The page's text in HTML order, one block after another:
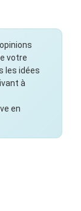
votre
les idées
à
en